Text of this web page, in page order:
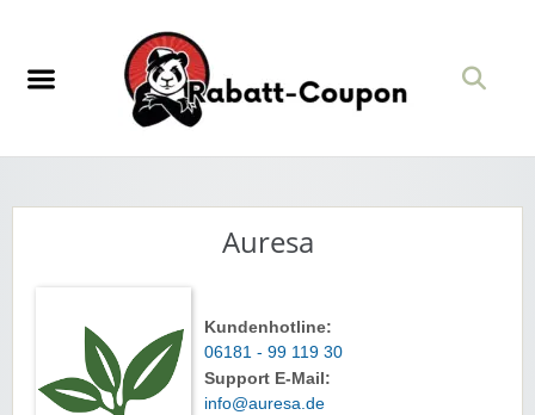
Auresa
Kundenhotline:
06181 - 99 119 30
Support E-Mail:
info@auresa.de